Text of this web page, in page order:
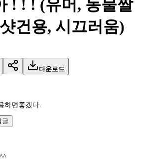
! ! ! (유머, 동물짤
건용, 시끄러움)
다운로드
하면좋겠다.
글